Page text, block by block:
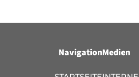
NavigationMedien